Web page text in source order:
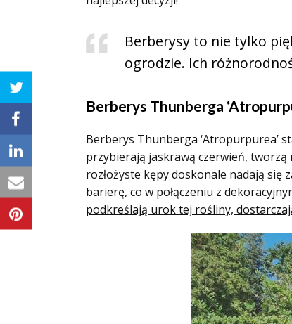
Berberysy to nie tylko
ogrodzie. Ich
Berberys Thunberga
Berberys Thunberga ‘Atropurpurea’
przybierają jaskrawą czerwień, tworzą
rozłożyste kępy doskonale nadają
barierę, co w połączeniu z
podkreślają urok tej rośliny,